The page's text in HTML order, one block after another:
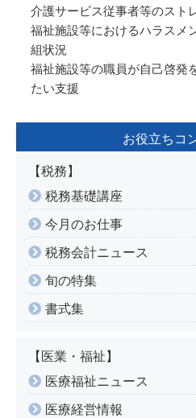
介護サービス従事者等のスト
福祉施設等におけるハラスメ
組状況
福祉施設等の職員が自己啓発
たい支援
お役立ちコ
【税務】
税務基礎講座
今月のお仕事
税務会計ニュース
旬の特集
書式集
【医業・福祉】
医療福祉ニュース
医療経営情報